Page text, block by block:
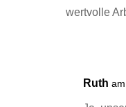
wertvolle
Ruth